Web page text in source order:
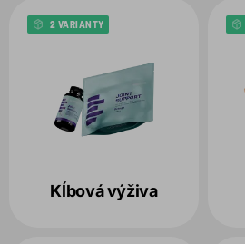
Kĺbová výživa
2 VARIANTY